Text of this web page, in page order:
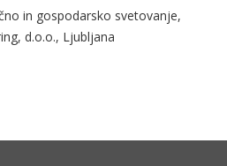
in gospodarsko svetovanje,
d.o.o., Ljubljana